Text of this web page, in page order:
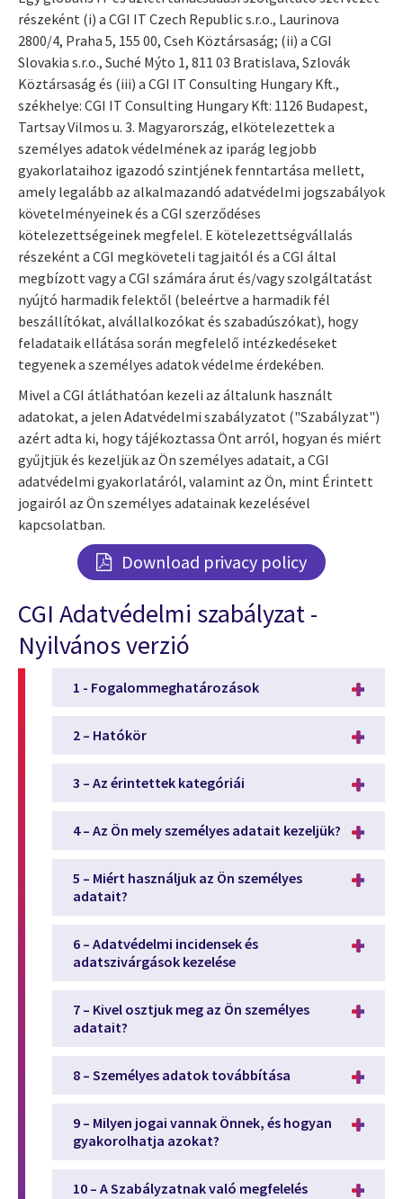
részeként (i) a CGI IT Czech Republic s.r.o., Laurinova
2800/4, Praha 5, 155 00, Cseh Köztársaság; (ii) a CGI
Slovakia s.r.o., Suché Mýto 1, 811 03 Bratislava, Szlovák
Köztársaság és (iii) a CGI IT Consulting Hungary Kft.,
székhelye: CGI IT Consulting Hungary Kft: 1126 Budapest,
Tartsay Vilmos u. 3. Magyarország, elkötelezettek a
személyes adatok védelmének az iparág legjobb
gyakorlataihoz igazodó szintjének fenntartása mellett,
amely legalább az alkalmazandó adatvédelmi jogszabályok
követelményeinek és a CGI szerződéses
kötelezettségeinek megfelel. E kötelezettségvállalás
részeként a CGI megköveteli tagjaitól és a CGI által
megbízott vagy a CGI számára árut és/vagy szolgáltatást
nyújtó harmadik felektől (beleértve a harmadik fél
beszállítókat, alvállalkozókat és szabadúszókat), hogy
feladataik ellátása során megfelelő intézkedéseket
tegyenek a személyes adatok védelme érdekében.
Mivel a CGI átláthatóan kezeli az általunk használt
adatokat, a jelen Adatvédelmi szabályzatot ("Szabályzat")
azért adta ki, hogy tájékoztassa Önt arról, hogyan és miért
gyűjtjük és kezeljük az Ön személyes adatait, a CGI
adatvédelmi gyakorlatáról, valamint az Ön, mint Érintett
jogairól az Ön személyes adatainak kezelésével
kapcsolatban.
Download privacy policy
CGI Adatvédelmi szabályzat -
Nyilvános verzió
1 - Fogalommeghatározások
2 – Hatókör
3 – Az érintettek kategóriái
4 – Az Ön mely személyes adatait kezeljük?
5 – Miért használjuk az Ön személyes
adatait?
6 – Adatvédelmi incidensek és
adatszivárgások kezelése
7 – Kivel osztjuk meg az Ön személyes
adatait?
8 – Személyes adatok továbbítása
9 – Milyen jogai vannak Önnek, és hogyan
gyakorolhatja azokat?
10 – A Szabályzatnak való megfelelés